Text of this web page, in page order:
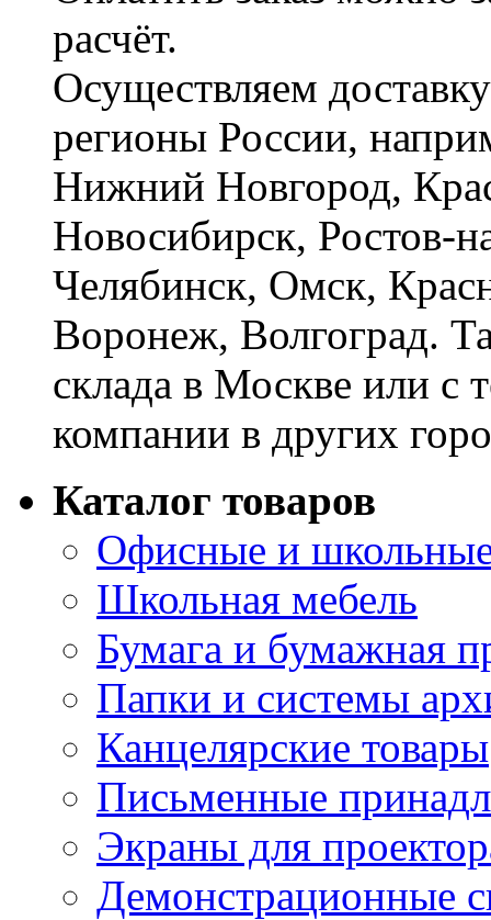
расчёт.
Осуществляем
регионы России,
Нижний Новгород,
Новосибирск, Ростов-
Челябинск, Омск,
Воронеж, Волгоград.
склада в Москве или с
компании в других
Каталог товаров
Офисные и
Школьная мебель
Бумага и бумажная
Папки и системы
Канцелярские товары
Письменные
Экраны для
Демонстрационные